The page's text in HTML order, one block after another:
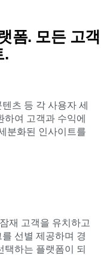
폼. 모든 고객
.
츠 등 각 사용자 세
여 고객과 수익에
분화된 인사이트를
재 고객을 유치하고
선별 제공하며 경
택하는 플랫폼이 되